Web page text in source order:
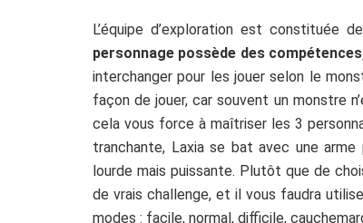
L’équipe d’exploration est constituée
personnage possède des
interchanger pour les jouer selon le
façon de jouer, car souvent un monstre
cela vous force à maîtriser les 3
tranchante, Laxia se bat avec une
lourde mais puissante. Plutôt que de
de vrais challenge, et il vous faudra
modes : facile, normal, difficile,